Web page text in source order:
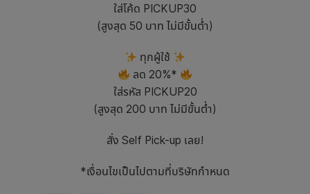
ใส่โค้ด PICKUP30
(สูงสุด 50 บาท ไม่มีขั้นต่ำ)
ทุกผู้ใช้
ลด 20%*
ใส่รหัส PICKUP20
(สูงสุด 200 บาท ไม่มีขั้นต่ำ)
สั่ง Self Pick-up เลย!
*เงื่อนไขเป็นไปตามที่บริษัทกำหนด